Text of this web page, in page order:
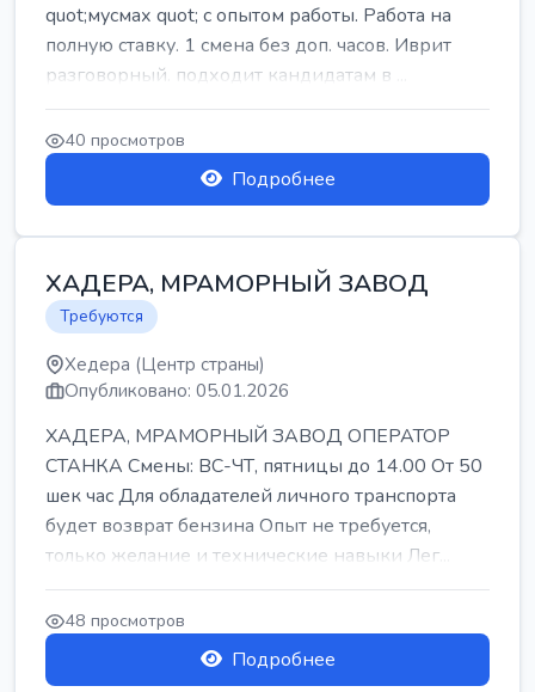
quot;мусмах quot; с опытом работы. Работа на
полную ставку. 1 смена без доп. часов. Иврит
разговорный. подходит кандидатам в ...
40 просмотров
Подробнее
ХАДЕРА, МРАМОРНЫЙ ЗАВОД
Требуются
Хедера (Центр страны)
Опубликовано: 05.01.2026
ХАДЕРА, МРАМОРНЫЙ ЗАВОД ОПЕРАТОР
СТАНКА Смены: ВС-ЧТ, пятницы до 14.00 От 50
шек час Для обладателей личного транспорта
будет возврат бензина Опыт не требуется,
только желание и технические навыки Лег...
48 просмотров
Подробнее